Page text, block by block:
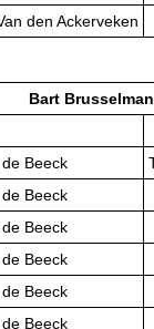
den Ackerveken
Bart
Beeck
Beeck
Beeck
Beeck
Beeck
Beeck